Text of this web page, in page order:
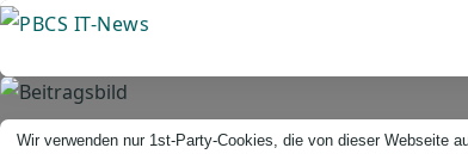
Direkt
Inhalt
Wir verwenden nur 1st-Party-Cookies, die von dieser Webseite